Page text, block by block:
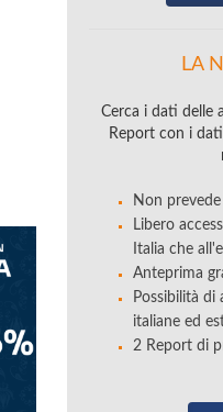
LA
Cerca i dati delle
Report con i
Non
Libero
Italia che
Anteprima
Possibilità di
italiane ed
2 Report di